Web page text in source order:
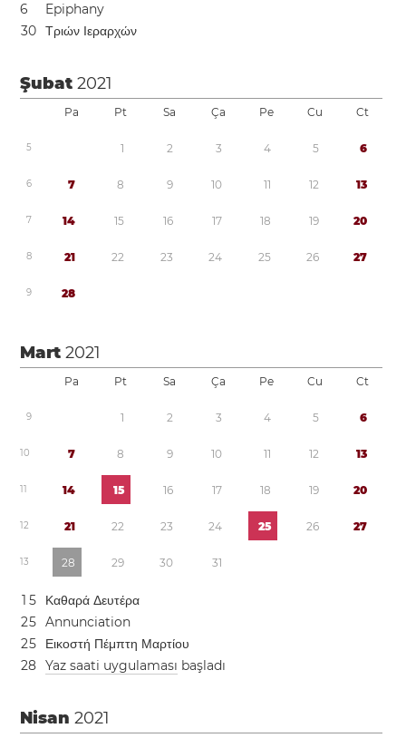
6
Epiphany
30 Τριών Ιεραρχών
Şubat2021
Pa Pt Sa Ça Pe Cu Ct
5 1 2 3 4 5 6
6 7 8 9 10 11 12 13
7 14 15 16 17 18 19 20
8 21 22 23 24 25 26 27
9 28
Mart2021
Pa Pt Sa Ça Pe Cu Ct
9 1 2 3 4 5 6
10 7 8 9 10 11 12 13
11 14 15 16 17 18 19 20
12 21 22 23 24 25 26 27
13 28 29 30 31
1 5
Καθαρά Δευτέρα
25 Annunciation
25
Εικοστή Πέμπτη Μαρτίου
28 Yaz saati uygulaması başladı
Nisan2021